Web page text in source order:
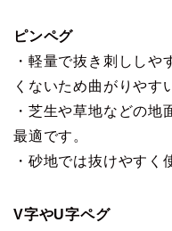
ピンペグ
・軽量で抜き刺ししや
くないため曲がりやす
・芝生や草地などの地
最適です。
・砂地では抜けやすく
V字やU字ペグ